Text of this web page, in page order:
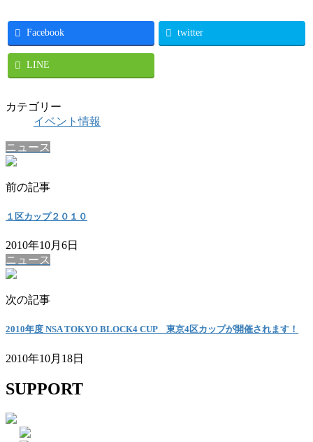
Facebook twitter
LINE
カテゴリー
イベント情報
ニュース
前の記事
１区カップ２０１０
2010年10月6日
ニュース
次の記事
2010年度 NSA TOKYO BLOCK4 CUP 東京4区カップが開催されます！
2010年10月18日
SUPPORT